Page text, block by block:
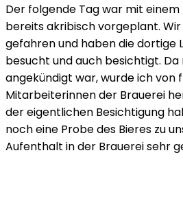
Der folgende Tag war mit
bereits akribisch vorgeplant. Wir
gefahren und haben die dortige
besucht und auch besichtigt.
angekündigt war, wurde ich von
Mitarbeiterinnen der Brauerei
der eigentlichen Besichtigung
noch eine Probe des Bieres zu
Aufenthalt in der Brauerei sehr